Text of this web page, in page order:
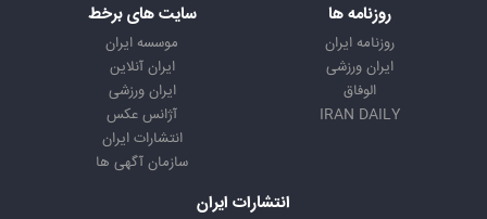
روزنامه ها
روزنامه ایران
ایران ورزشی
الوفاق
IRAN DAILY
سایت های برخط
موسسه ایران
ایران آنلاین
ایران ورزشی
آژانس عکس
انتشارات ایران
سازمان آگهی ها
انتشارات ایران